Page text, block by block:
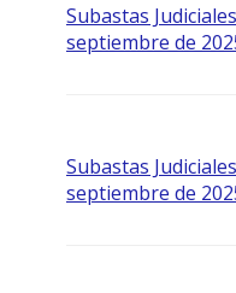
Subastas
septiembre de
Subastas
septiembre de